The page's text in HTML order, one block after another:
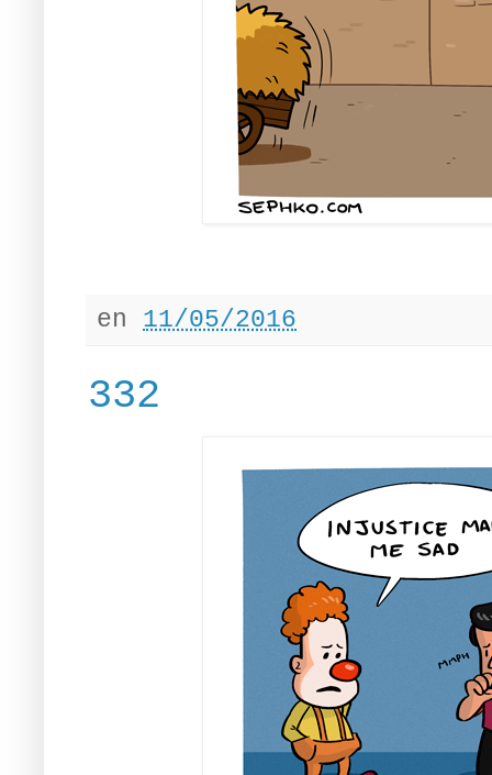
en 11/05/2016
332